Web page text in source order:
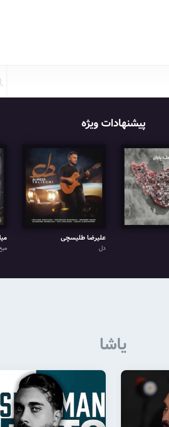
پیشنهادات ویژه
علیرضا طلیسچی
دل
یاشا